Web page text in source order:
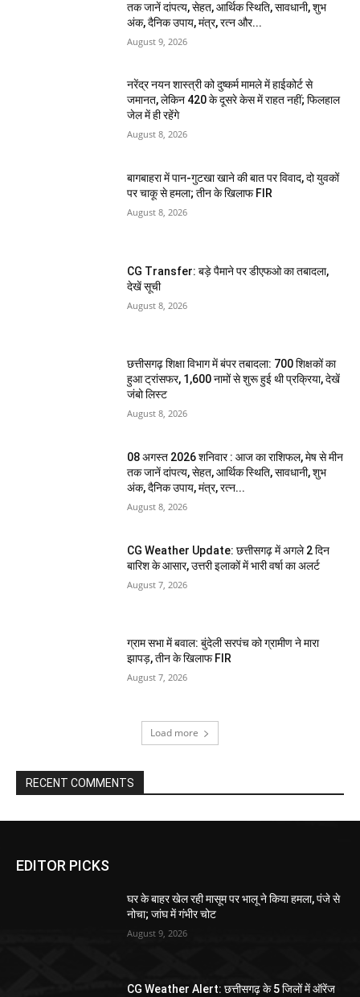
तक जानें दांपत्य, सेहत, आर्थिक स्थिति, सावधानी, शुभ
अंक, दैनिक उपाय, मंत्र, रत्न और...
August 9, 2026
नरेंद्र नयन शास्त्री को दुष्कर्म मामले में हाईकोर्ट से
जमानत, लेकिन 420 के दूसरे केस में राहत नहीं; फिलहाल
जेल में ही रहेंगे
August 8, 2026
बागबाहरा में पान-गुटखा खाने की बात पर विवाद, दो युवकों
पर चाकू से हमला; तीन के खिलाफ FIR
August 8, 2026
CG Transfer: बड़े पैमाने पर डीएफओ का तबादला,
देखें सूची
August 8, 2026
छत्तीसगढ़ शिक्षा विभाग में बंपर तबादला: 700 शिक्षकों का
हुआ ट्रांसफर, 1,600 नामों से शुरू हुई थी प्रक्रिया, देखें
जंबो लिस्ट
August 8, 2026
08 अगस्त 2026 शनिवार : आज का राशिफल, मेष से मीन
तक जानें दांपत्य, सेहत, आर्थिक स्थिति, सावधानी, शुभ
अंक, दैनिक उपाय, मंत्र, रत्न...
August 8, 2026
CG Weather Update: छत्तीसगढ़ में अगले 2 दिन
बारिश के आसार, उत्तरी इलाकों में भारी वर्षा का अलर्ट
August 7, 2026
ग्राम सभा में बवाल: बुंदेली सरपंच को ग्रामीण ने मारा
झापड़, तीन के खिलाफ FIR
August 7, 2026
Load more
RECENT COMMENTS
EDITOR PICKS
घर के बाहर खेल रही मासूम पर भालू ने किया हमला, पंजे से
नोचा; जांघ में गंभीर चोट
August 9, 2026
CG Weather Alert: छत्तीसगढ़ के 5 जिलों में ऑरेंज